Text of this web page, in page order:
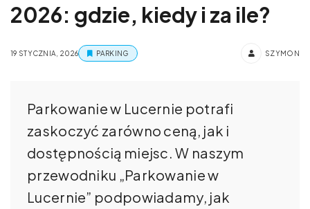
2026: gdzie, kiedy i za ile?
19 STYCZNIA, 2026 PARKING SZYMON
Parkowanie w Lucernie potrafi
zaskoczyć zarówno ceną, jak i
dostępnością miejsc. W naszym
przewodniku „Parkowanie w
Lucernie” podpowiadamy, jak